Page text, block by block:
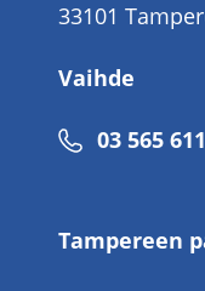
33101
Vaihde
03 565 611
Tampereen